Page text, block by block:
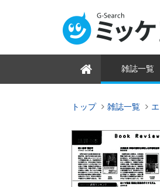
雑誌一覧
トップ 雑誌一覧